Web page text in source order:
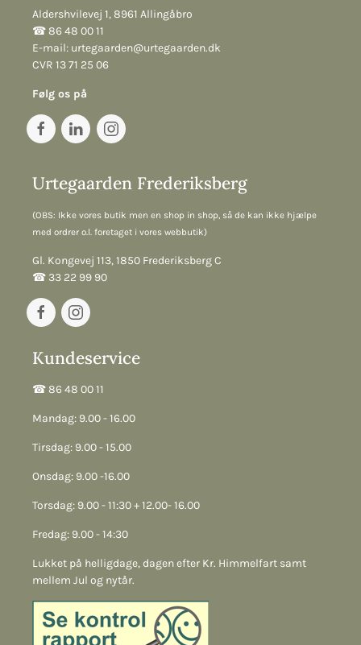
Aldershvilevej 1, 8961 Allingåbro
☎︎ 86 48 00 11
E-mail: urtegaarden@urtegaarden.dk
CVR 13 71 25 06
Følg os på
Urtegaarden Frederiksberg
(OBS: Ikke vores butik men en shop in shop, så de kan ikke hjælpe
med ordrer o.l. foretaget i vores webbutik)
Gl. Kongevej 113, 1850 Frederiksberg C
☎︎ 33 22 99 90
Kundeservice
☎︎ 86 48 00 11
Mandag: 9.00 - 16.00
Tirsdag: 9.00 - 15.00
Onsdag: 9.00 -16.00
Torsdag: 9.00 - 11:30 + 12.00- 16.00
Fredag: 9.00 - 14:30
Lukket på helligdage, dagen efter Kr. Himmelfart samt
mellem Jul og nytår.